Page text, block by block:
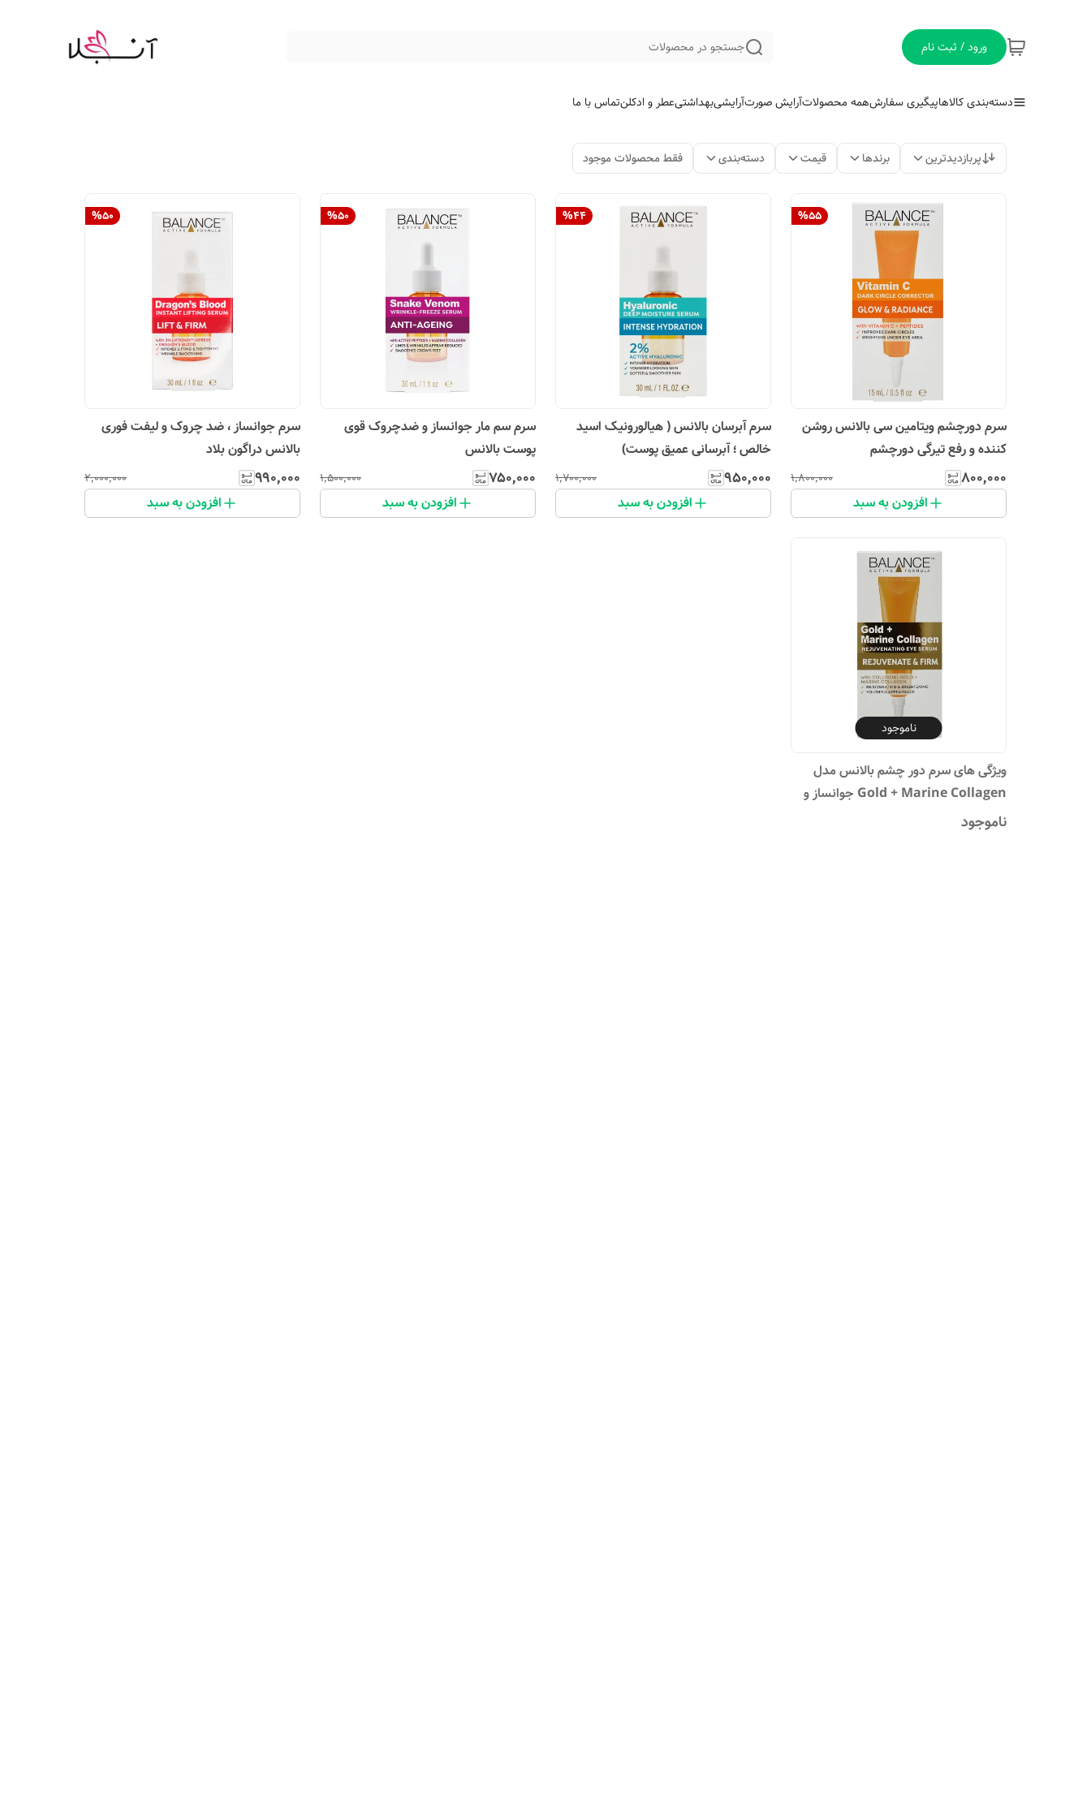
ورود / ثبت نام جستجو در محصولات
دسته‌بندی کالاهاپیگیری سفارشهمه محصولاتآرایش صورتآرایشیبهداشتیعطر و ادکلنتماس با ما
پربازدیدترین برندها قیمت دسته‌بندی فقط محصولات موجود
%55
سرم دورچشم ویتامین سی بالانس روشن
کننده و رفع تیرگی دورچشم
۸۰۰٬۰۰۰ ۱٬۸۰۰٬۰۰۰
افزودن به سبد
%44
سرم آبرسان بالانس ( هیالورونیک اسید
خالص ؛ آبرسانی عمیق پوست)
۹۵۰٬۰۰۰ ۱٬۷۰۰٬۰۰۰
افزودن به سبد
%50
سرم سم مار جوانساز و ضدچروک قوی
پوست بالانس
۷۵۰٬۰۰۰ ۱٬۵۰۰٬۰۰۰
افزودن به سبد
%50
سرم جوانساز ، ضد چروک و لیفت فوری
بالانس دراگون بلاد
۹۹۰٬۰۰۰ ۲٬۰۰۰٬۰۰۰
افزودن به سبد
ناموجود
ویژگی های سرم دور چشم بالانس مدل
Gold + Marine Collagen جوانساز و
ترمیم کننده 15 میلی لیتر
ناموجود